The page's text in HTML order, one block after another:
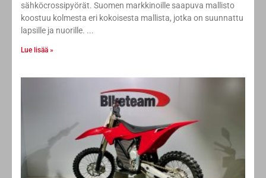
sähköcrossipyörät. Suomen markkinoille saapuva mallisto
koostuu kolmesta eri kokoisesta mallista, jotka on suunnattu
lapsille ja nuorille.
Lue lisää »